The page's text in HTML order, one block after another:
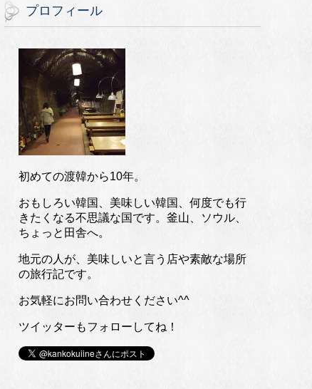
プロフィール
初めての渡韓から10年。
おもしろい韓国、美味しい韓国、何度でも行
きたくなる不思議な国です。釜山、ソウル、
ちょっと田舎へ。
地元の人が、美味しいと言う店や素敵な場所
の旅行記です。
お気軽にお問い合わせください^^
ツイッターもフォローしてね！